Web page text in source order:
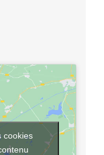
cookies